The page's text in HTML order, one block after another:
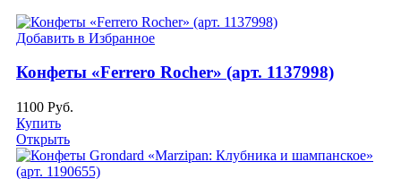
Добавить в Избранное
Конфеты «Ferrero Rocher» (арт. 1137998)
1100 Руб.
Купить
Открыть